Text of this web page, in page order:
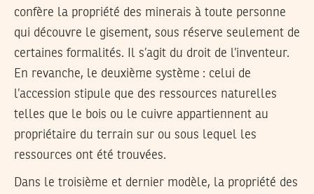
confère la propriété des minerais à toute personne
qui découvre le gisement, sous réserve seulement de
certaines formalités. Il s’agit du droit de l’inventeur.
En revanche, le deuxième système : celui de
l’accession stipule que des ressources naturelles
telles que le bois ou le cuivre appartiennent au
propriétaire du terrain sur ou sous lequel les
ressources ont été trouvées.
Dans le troisième et dernier modèle, la propriété des